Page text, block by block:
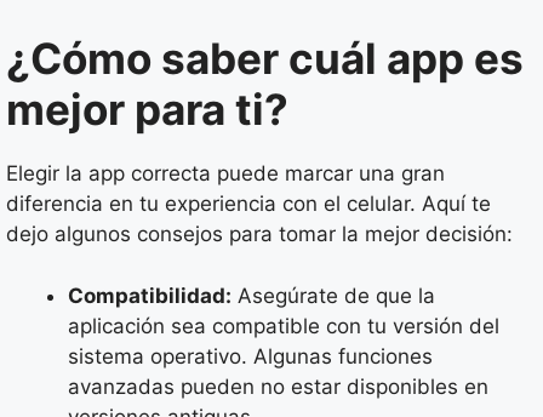
¿Cómo saber cuál app es
mejor para ti?
Elegir la app correcta puede marcar una gran
diferencia en tu experiencia con el celular. Aquí te
dejo algunos consejos para tomar la mejor decisión:
Compatibilidad: Asegúrate de que la
aplicación sea compatible con tu versión del
sistema operativo. Algunas funciones
avanzadas pueden no estar disponibles en